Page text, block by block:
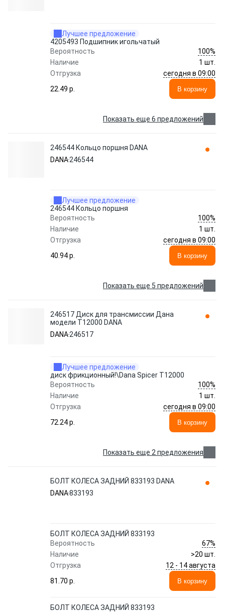
Лучшее предложение
4205493 Подшипник игольчатый
Вероятность
100%
Наличие
1 шт.
Отгрузка
сегодня в 09:00
22.49 p.
В корзину
Показать еще 6 предложений
246544 Кольцо поршня DANA
DANA246544
Лучшее предложение
246544 Кольцо поршня
Вероятность
100%
Наличие
1 шт.
Отгрузка
сегодня в 09:00
40.94 p.
В корзину
Показать еще 5 предложений
246517 Диск для трансмиссии Дана
модели Т12000 DANA
DANA246517
Лучшее предложение
диск фрикционный!\Dana Spicer T12000
Вероятность
100%
Наличие
1 шт.
Отгрузка
сегодня в 09:00
72.24 p.
В корзину
Показать еще 2 предложения
БОЛТ КОЛЕСА ЗАДНИЙ 833193 DANA
DANA833193
БОЛТ КОЛЕСА ЗАДНИЙ 833193
Вероятность
67%
Наличие
>20 шт.
Отгрузка
12 - 14 августа
81.70 p.
В корзину
БОЛТ КОЛЕСА ЗАДНИЙ 833193